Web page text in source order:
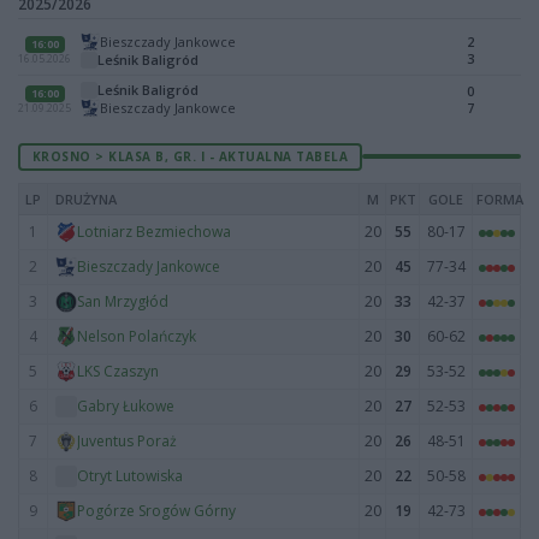
16:00
Bieszczady Jankowce
Leśnik Baligród
2
3
16:00
Leśnik Baligród
Bieszczady Jankowce
0
7
KROSNO > KLASA B, GR. I - AKTUALNA TABELA
LP DRUŻYNA M PKT GOLE FORMA
1 Lotniarz Bezmiechowa 20 55
80-17
2
Bieszczady Jankowce 20 45
77-34
3
San Mrzygłód 20 33
42-37
4
Nelson Polańczyk 20 30
60-62
5
LKS Czaszyn 20 29
53-52
6
Gabry Łukowe 20 27
52-53
7
Juventus Poraż 20 26
48-51
8
Otryt Lutowiska 20 22
50-58
9
Pogórze Srogów Górny 20 19
42-73